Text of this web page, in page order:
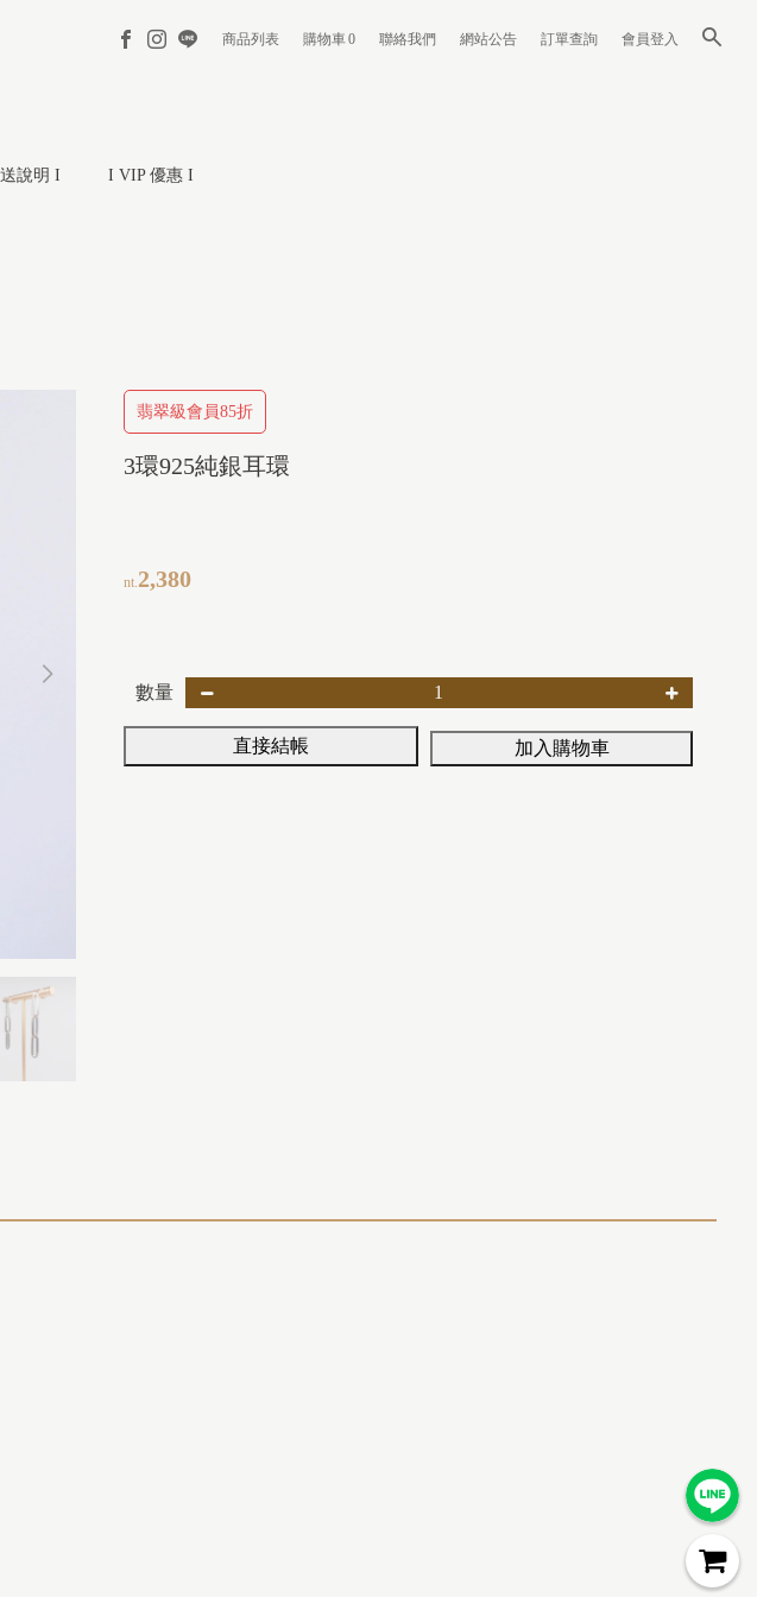
商品列表 購物車0 聯絡我們 網站公告 訂單查詢 會員登入
說明 I I VIP 優惠 I
3環925純銀耳環
翡翠級會員85折
nt.2,380
數量
直接結帳 加入購物車